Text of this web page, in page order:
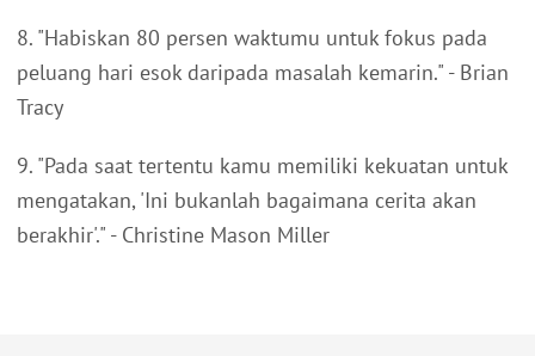
8. "Habiskan 80 persen waktumu untuk fokus pada
peluang hari esok daripada masalah kemarin." - Brian
Tracy
9. "Pada saat tertentu kamu memiliki kekuatan untuk
mengatakan, 'Ini bukanlah bagaimana cerita akan
berakhir'." - Christine Mason Miller